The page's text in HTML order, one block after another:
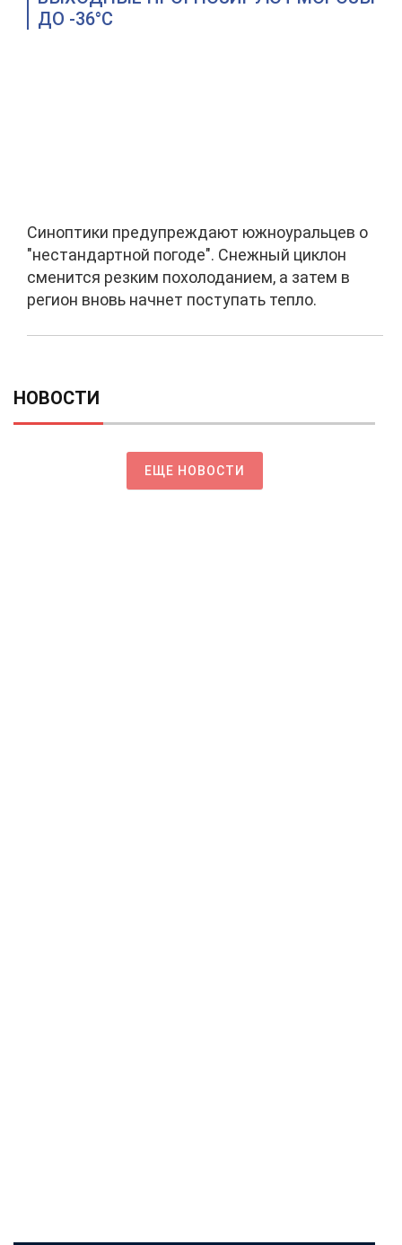
ДО -36°C
Синоптики предупреждают южноуральцев о
"нестандартной погоде". Снежный циклон
сменится резким похолоданием, а затем в
регион вновь начнет поступать тепло.
НОВОСТИ
ЕЩЕ НОВОСТИ